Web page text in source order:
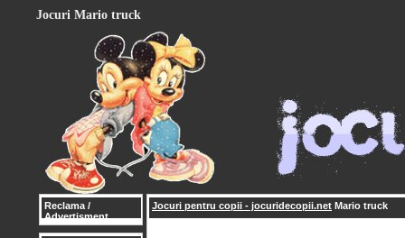
Jocuri Mario truck
Reclama /
Advertisment
Jocuri pentru copii - jocuridecopii.net Mario truck